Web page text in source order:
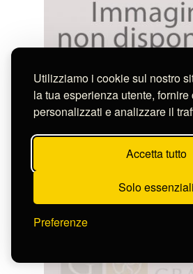
Utilizziamo i cookie sul nostro
la tua esperienza utente, fornire
personalizzati e analizzare il
Accetta tutto
Solo essenziali
Preferenze
Anonimo
CAPPELLANO COMMUNE CON